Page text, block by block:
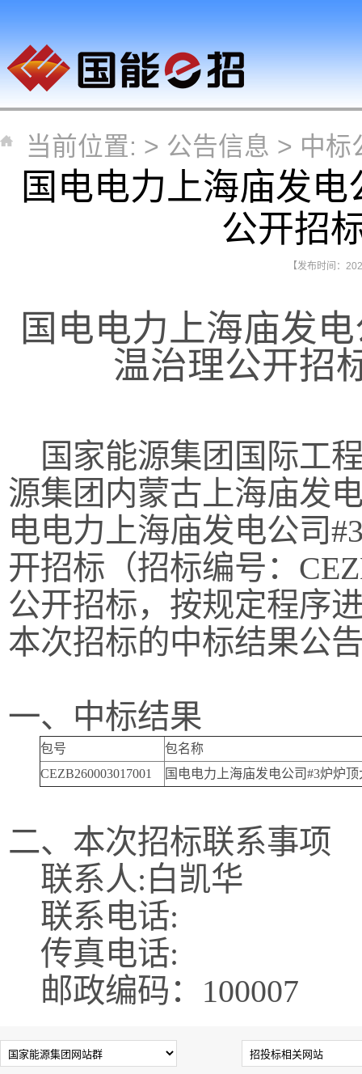
当前位置: > 公告信息 > 中标
国电电力上海庙发
公开招
【发布时间：
国电电力上海庙发
温治理公开招
国家能源集团国际工
源集团内蒙古上海庙发
电电力上海庙发电公司
开招标（招标编号：
公开招标，按规定程序
本次招标的中标结果公
一、中标结果
包号
包名称
CEZB260003017001
国电电力上海庙发电公司#3炉炉
二、本次招标联系事项
联系人:白凯华
联系电话:
传真电话:
邮政编码：100007